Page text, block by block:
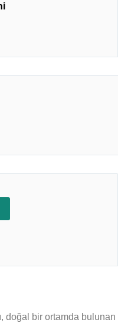
doğal bir ortamda bulunan